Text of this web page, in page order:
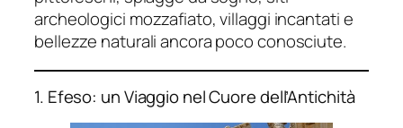
archeologici mozzafiato, villaggi incantati e
bellezze naturali ancora poco conosciute.
1. Efeso: un Viaggio nel Cuore dell’Antichità